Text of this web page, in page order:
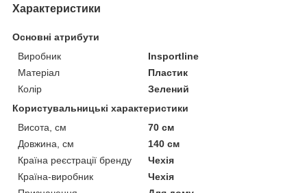
Характеристики
Основні атрибути
Виробник
Insportline
Матеріал
Пластик
Колір
Зелений
Користувальницькі характеристики
Висота, см
70 см
Довжина, см
140 см
Країна реєстрації бренду
Чехія
Країна-виробник
Чехія